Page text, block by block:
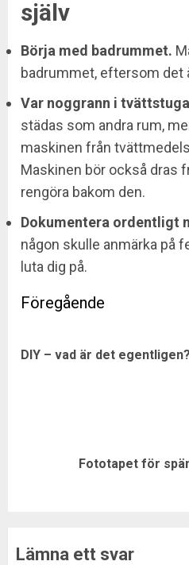
själv
Börja med badrummet.
badrummet, eftersom det
Var noggrann i
städas som andra rum,
maskinen från
Maskinen bör också dras
rengöra bakom den.
Dokumentera ordentligt
någon skulle anmärka på
luta dig på.
Post
DIY – vad är det egentligen?
Fototapet för
Lämna ett svar